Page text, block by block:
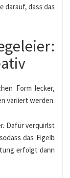
darauf, dass das
Form lecker,
variiert werden.
Dafür verquirlst
das Eigelb
erfolgt dann